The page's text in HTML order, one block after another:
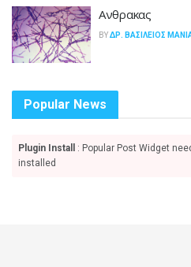
Ανθρακας
BYΔΡ. ΒΑΣΊΛΕΙΟΣ
Popular News
Plugin Install
: Popular Post Widget
installed